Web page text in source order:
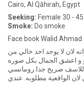
Cairo, Al Qāhirah, Egypt
Seeking: Female 30 - 45
Smoke: Do smoke
Face book Walid Ahmad
لان لا يوجد احد خالي من
و اعشق الجمال بكل صوره
صريح جدا.رومانسي
الواقعية مطلوبه. عندي